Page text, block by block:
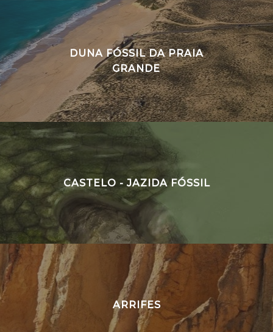
DUNA FÓSSIL DA PRAIA
GRANDE
CASTELO - JAZIDA FÓSSIL
ARRIFES